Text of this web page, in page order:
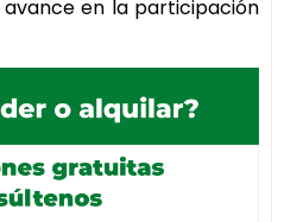
en la participación